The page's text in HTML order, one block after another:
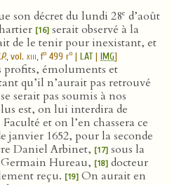
son décret du lundi 28e d’août
[16] serait observé à la
de le tenir pour inexistant, et
, vol. xiii, fo 499 ro | LAT| IMG]
profits, émoluments et
qu’il n’aurait pas retrouvé
serait pas soumis à nos
est, on lui interdira de
et on l’en chassera ce
janvier 1652, pour la seconde
Daniel Arbinet, [17] sous la
Hureau, [18] docteur
reçu. [19] On aurait en